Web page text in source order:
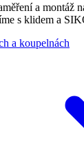
a montáž
s klidem a
a koupelnách